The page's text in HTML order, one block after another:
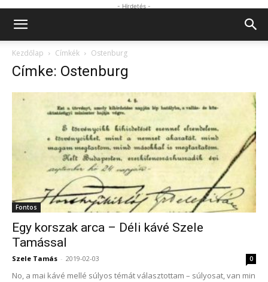
- Hirdetés -
Kezdőlap Címkék Ostenburg
Címke: Ostenburg
Fontos
Egy korszak arca – Déli kávé Szele
Tamással
Szele Tamás - 2019-02-03 0
No, a mai kávé mellé súlyos témát választottam – súlyosat, van min